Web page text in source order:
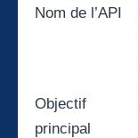
Nom de l’API
Objectif
principal